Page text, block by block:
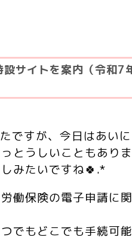
サイトを案内（令和7
ですが、今日はあい
とうしいこともあり
みたいですね🍀.*
働保険の電子申請に
でもどこでも手続可能